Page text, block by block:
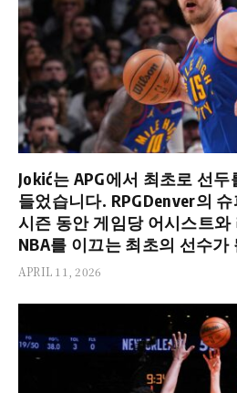
Jokić는 APG에서 최초로 선
들었습니다. RPGDenver의
시즌 동안 게임당 어시스트와
NBA를 이끄는 최초의 선수가
APRIL 11, 2026